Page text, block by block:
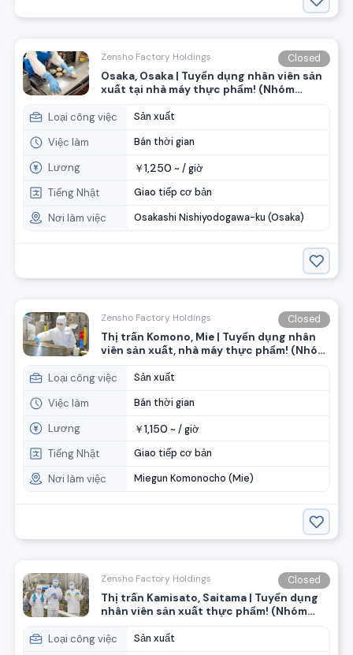
Zensho Factory Holdings Closed
Osaka, Osaka | Tuyển dụng nhân viên sản
xuất tại nhà máy thực phẩm! (Nhóm
Loại công việc
Sản xuất
Việc làm Bán thời gian
Lương ￥1,250 ~ /giờ
Tiếng Nhật Giao tiếp cơ bản
Nơi làm việc Osakashi Nishiyodogawa-ku (Osaka)
Zensho Factory Holdings Closed
Thị trấn Komono, Mie | Tuyển dụng nhân
viên sản xuất, nhà máy thực phẩm! (Nhóm
Loại công việc
Sản xuất
Việc làm Bán thời gian
Lương ￥1,150 ~ /giờ
Tiếng Nhật Giao tiếp cơ bản
Nơi làm việc Miegun Komonocho (Mie)
Zensho Factory Holdings Closed
Thị trấn Kamisato, Saitama | Tuyển dụng
nhân viên sản xuất thực phẩm! (Nhóm
Loại công việc
Sản xuất